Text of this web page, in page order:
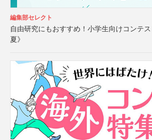
編集部セレクト
自由研究にもおすすめ！小学生向けコンテ
夏》